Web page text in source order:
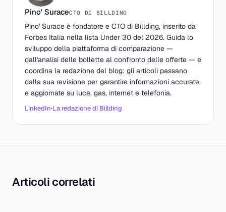
Pino' SuraceCTO DI BILLDING
Pino' Surace è fondatore e CTO di Billding, inserito da
Forbes Italia nella lista Under 30 del 2026. Guida lo
sviluppo della piattaforma di comparazione —
dall'analisi delle bollette al confronto delle offerte — e
coordina la redazione del blog: gli articoli passano
dalla sua revisione per garantire informazioni accurate
e aggiornate su luce, gas, internet e telefonia.
LinkedIn·La redazione di Billding
Articoli correlati